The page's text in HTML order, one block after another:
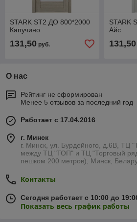
STARK ST2 ДО 800*2000
Капучино
131,50 руб.
STARK
Айс
131,50
О нас
Рейтинг не сформирован
Менее 5 отзывов за последний год
Работает с 17.04.2016
г. Минск
г. Минск, ул. Бурдейного, д.6В, ТЦ
между ТЦ "ТОП" и ТЦ "Торговый
пешком 200 метров), Минск,
Контакты
Сегодня работает с 10:00 до
Показать весь график работы